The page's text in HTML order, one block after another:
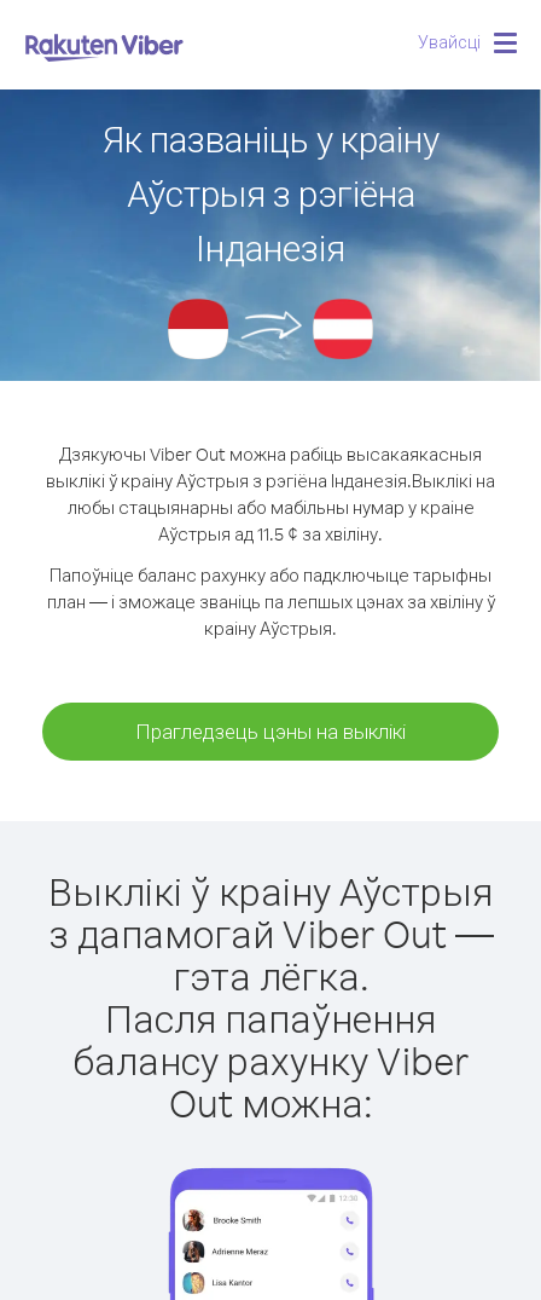
Увайсці
Як пазваніць у краіну
Аўстрыя з рэгіёна
Інданезія
Дзякуючы Viber Out можна рабіць высакаякасныя
выклікі ў краіну Аўстрыя з рэгіёна Інданезія.Выклікі на
любы стацыянарны або мабільны нумар у краіне
Аўстрыя ад 11.5 ¢ за хвіліну.
Папоўніце баланс рахунку або падключыце тарыфны
план — і зможаце званіць па лепшых цэнах за хвіліну ў
краіну Аўстрыя.
Прагледзець цэны на выклікі
Выклікі ў краіну Аўстрыя
з дапамогай Viber Out —
гэта лёгка.
Пасля папаўнення
балансу рахунку Viber
Out можна: